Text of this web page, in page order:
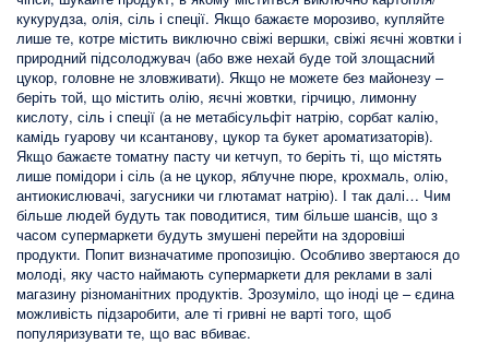
кукурудза, олія, сіль і спеції. Якщо бажаєте морозиво, купляйте
лише те, котре містить виключно свіжі вершки, свіжі яєчні жовтки і
природний підсолоджувач (або вже нехай буде той злощасний
цукор, головне не зловживати). Якщо не можете без майонезу –
беріть той, що містить олію, яєчні жовтки, гірчицю, лимонну
кислоту, сіль і спеції (а не метабісульфіт натрію, сорбат калію,
камідь гуарову чи ксантанову, цукор та букет ароматизаторів).
Якщо бажаєте томатну пасту чи кетчуп, то беріть ті, що містять
лише помідори і сіль (а не цукор, яблучне пюре, крохмаль, олію,
антиокислювачі, загусники чи глютамат натрію). І так далі… Чим
більше людей будуть так поводитися, тим більше шансів, що з
часом супермаркети будуть змушені перейти на здоровіші
продукти. Попит визначатиме пропозицію. Особливо звертаюся до
молоді, яку часто наймають супермаркети для реклами в залі
магазину різноманітних продуктів. Зрозуміло, що іноді це – єдина
можливість підзаробити, але ті гривні не варті того, щоб
популяризувати те, що вас вбиває.